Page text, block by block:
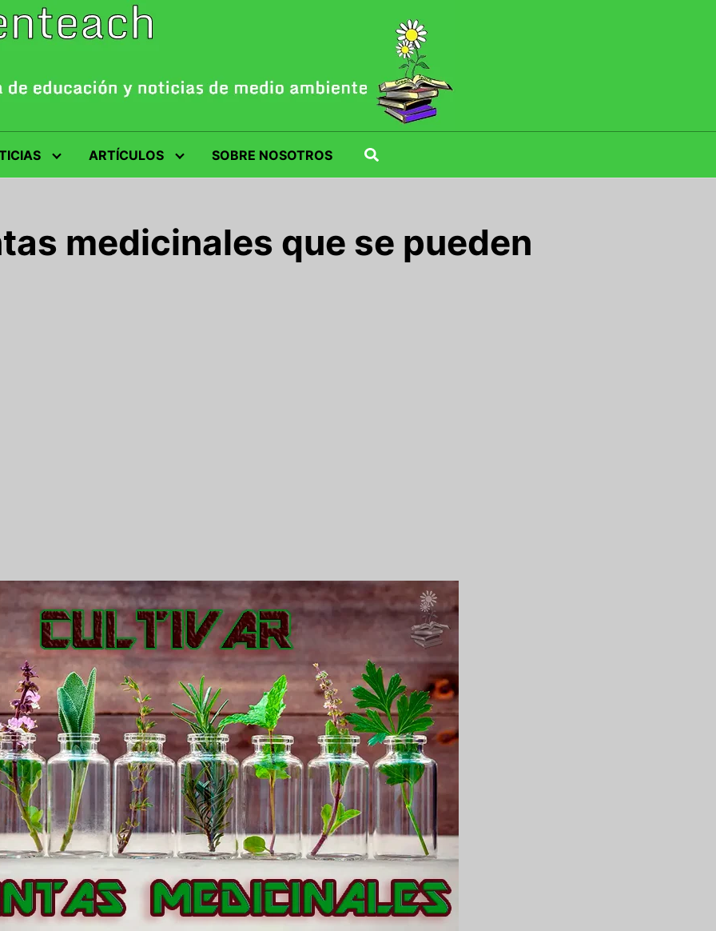
ARTÍCULOS SOBRE NOSOTROS
medicinales que se pueden